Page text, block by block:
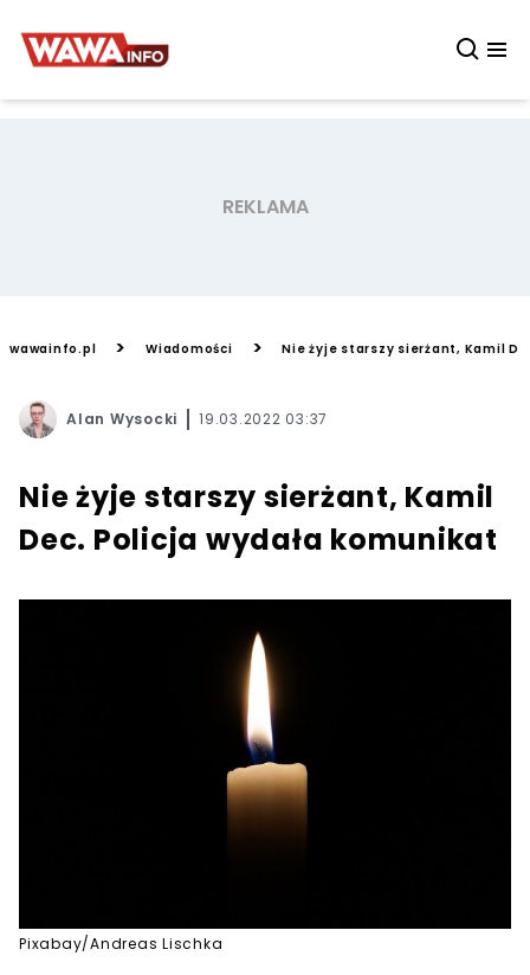
wawainfo.pl > Wiadomości > Nie żyje starszy sierżant, Kamil
Alan Wysocki 19.03.2022 03:37
Nie żyje starszy sierżant, Kamil
Dec. Policja wydała komunikat
Pixabay/Andreas Lischka